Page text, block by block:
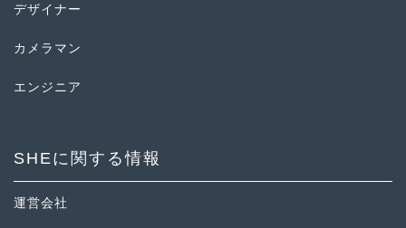
デザイナー
カメラマン
エンジニア
SHEに関する情報
運営会社